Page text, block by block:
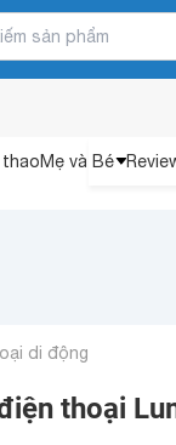
Mẹ và Bé
di động
thoại